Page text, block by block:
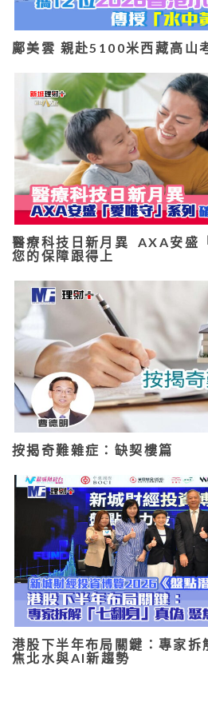
鄺美雲 親赴5100米西藏高山
醫療科技日新月異 AXA安盛
您的保障跟得上
按揭奇難雜症：缺契樓篇
港股下半年布局關鍵：專家拆
焦北水與AI新趨勢